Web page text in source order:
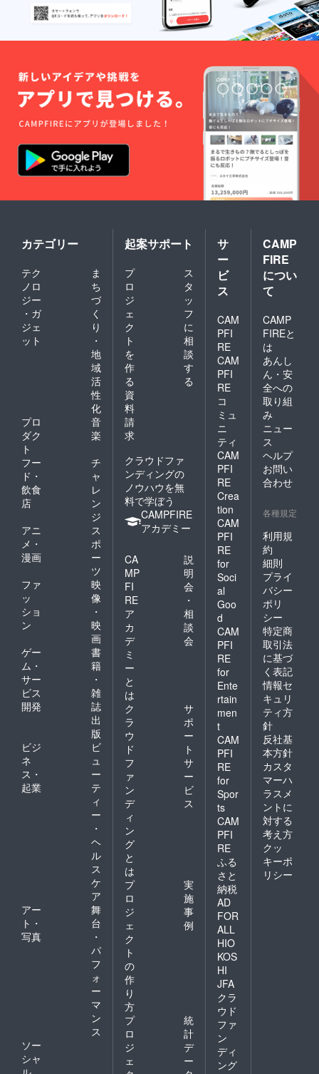
カテゴリー
テク
ノロ
ジー
・ガ
ジェ
ット
ま
ち
づ
く
り
・
地
域
活
性
化
プロ
ダク
ト
音
楽
フー
ド・
飲食
店
チ
ャ
レ
ン
ジ
アニ
メ・
漫画
ス
ポ
ー
ツ
ファ
ッ
ショ
ン
映
像
・
映
画
ゲー
ム・
サー
ビス
開発
書
籍
・
雑
誌
出
版
ビジ
ネ
ス・
起業
ビ
ュ
ー
テ
ィ
ー
・
ヘ
ル
ス
ケ
ア
アー
ト・
写真
舞
台
・
パ
フ
ォ
ー
マ
ン
ス
ソー
シャ
起案サポート
プ
ロ
ジ
ェ
ク
ト
を
作
る
ス
タ
ッ
フ
に
相
談
す
る
資
料
請
求
クラウドファ
ンディングの
ノウハウを無
料で学ぼう
CAMPFIRE
アカデミー
CA
MP
FI
RE
ア
カ
デ
ミ
ー
と
は
説
明
会
・
相
談
会
ク
ラ
ウ
ド
フ
ァ
ン
デ
ィ
ン
グ
と
は
サ
ポ
ー
ト
サ
ー
ビ
ス
プ
ロ
ジ
ェ
ク
ト
の
作
り
方
実
施
事
例
プ
ロ
ジ
ェ
統
計
デ
ー
サ
ー
ビ
ス
CAM
PFI
RE
CAM
PFI
RE
コ
ミュ
ニ
ティ
CAM
PFI
RE
Crea
tion
CAM
PFI
RE
for
Soci
al
Goo
d
CAM
PFI
RE
for
Ente
rtain
men
t
CAM
PFI
RE
for
Spor
ts
CAM
PFI
RE
ふる
さと
納税
AD
FOR
ALL
HIO
KOS
HI
JFA
クラ
ウド
ファ
ン
ディ
ング
CAMP
FIRE
につい
て
CAMP
FIREと
は
あんし
ん・安
全への
取り組
み
ニュー
ス
ヘルプ
お問い
合わせ
各種規定
利用規
約
細則
プライ
バシー
ポリ
シー
特定商
取引法
に基づ
く表記
情報セ
キュリ
ティ方
針
反社基
本方針
カスタ
マーハ
ラスメ
ントに
対する
考え方
クッ
キーポ
リシー